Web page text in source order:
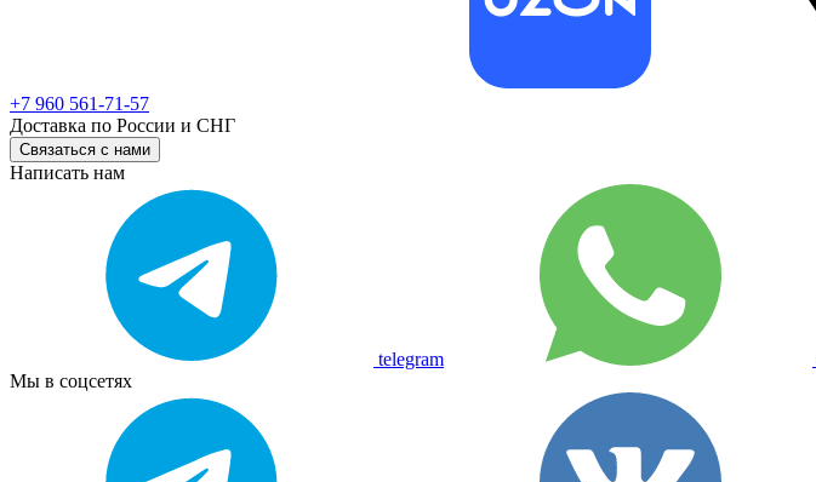
+7 960 561-71-57
Доставка по России и СНГ
Связаться с нами
Написать нам
telegram
Мы в соцсетях